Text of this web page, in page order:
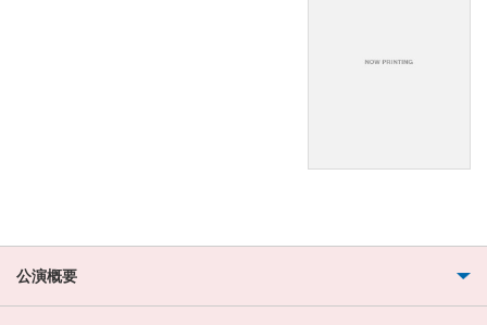
公演概要